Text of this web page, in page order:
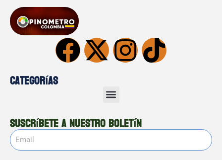
Categorías
Suscríbete a nuestro boletín